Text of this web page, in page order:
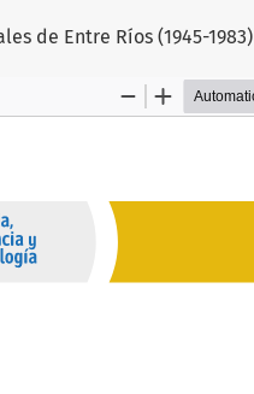
de Entre Ríos (1945-1983)